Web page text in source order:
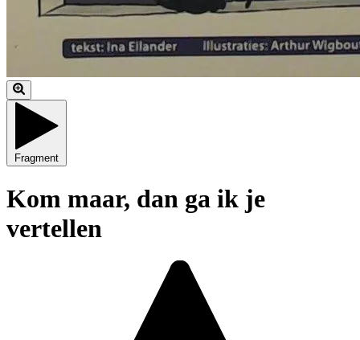
Fragment
Kom maar, dan ga ik je
vertellen